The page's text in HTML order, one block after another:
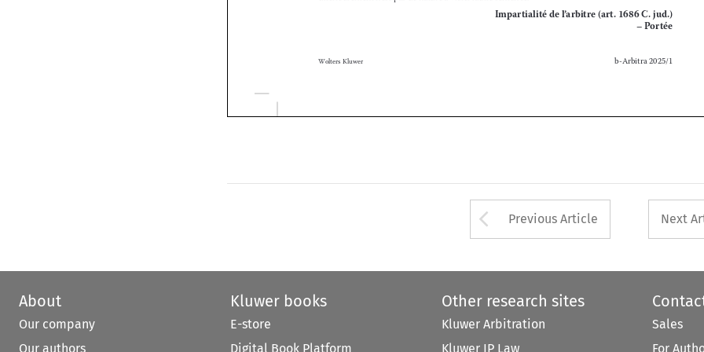
 


Arrow button used
Previous Article Next
About
Our company
Our authors
Kluwer books
E-store
Digital Book Platform
Other research sites
Kluwer Arbitration
Kluwer IP Law
Sales
For